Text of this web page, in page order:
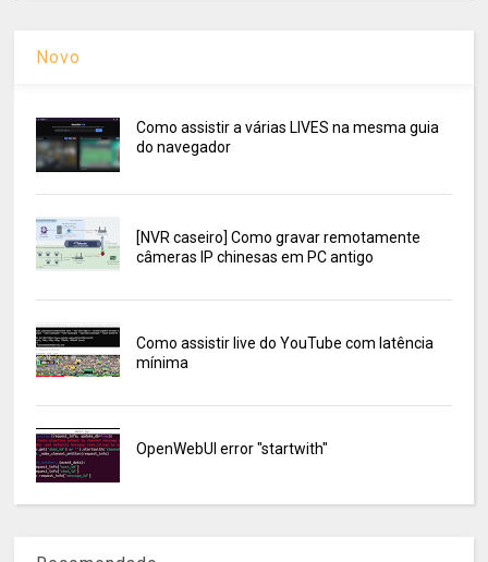
Novo
Como assistir a várias LIVES na mesma guia
do navegador
[NVR caseiro] Como gravar remotamente
câmeras IP chinesas em PC antigo
Como assistir live do YouTube com latência
mínima
OpenWebUI error "startwith"